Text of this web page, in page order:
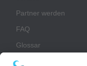
Partner werden
FAQ
Glossar